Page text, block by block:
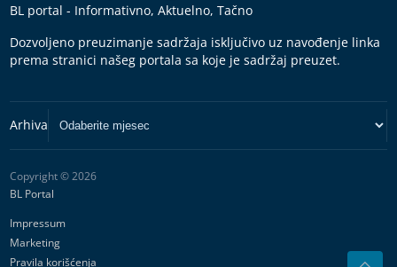
BL portal - Informativno, Aktuelno, Tačno
Dozvoljeno preuzimanje sadržaja isključivo uz navođenje linka
prema stranici našeg portala sa koje je sadržaj preuzet.
Copyright © 2026
BL Portal
Impressum
Marketing
Pravila korišćenja